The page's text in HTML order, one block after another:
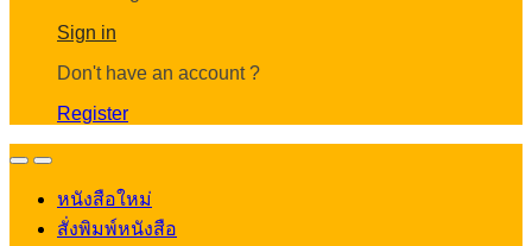
Sign in
Don't have an account ?
Register
OpenClose
หนังสือใหม่
สั่งพิมพ์หนังสือ